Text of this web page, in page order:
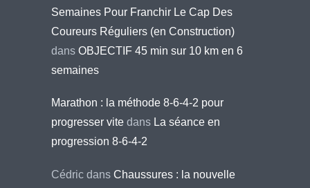
Semaines Pour Franchir Le Cap Des
Coureurs Réguliers (en Construction)
dans OBJECTIF 45 min sur 10 km en 6
semaines
Marathon : la méthode 8-6-4-2 pour
progresser vite dans La séance en
progression 8-6-4-2
Cédric dans Chaussures : la nouvelle